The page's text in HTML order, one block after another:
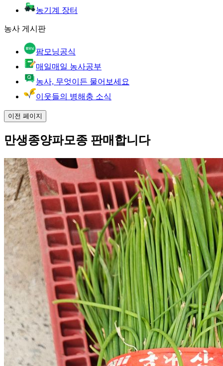
농기계 장터
농사 게시판
팜모닝공식
매일매일 농사공부
농사, 무엇이든 물어보세요
이웃들의 병해충 소식
이전 페이지
만생종양파모종 판매합니다